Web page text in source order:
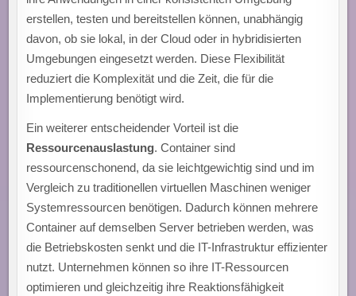
erstellen, testen und bereitstellen können, unabhängig
davon, ob sie lokal, in der Cloud oder in hybridisierten
Umgebungen eingesetzt werden. Diese Flexibilität
reduziert die Komplexität und die Zeit, die für die
Implementierung benötigt wird.
Ein weiterer entscheidender Vorteil ist die
Ressourcenauslastung. Container sind
ressourcenschonend, da sie leichtgewichtig sind und im
Vergleich zu traditionellen virtuellen Maschinen weniger
Systemressourcen benötigen. Dadurch können mehrere
Container auf demselben Server betrieben werden, was
die Betriebskosten senkt und die IT-Infrastruktur effizienter
nutzt. Unternehmen können so ihre IT-Ressourcen
optimieren und gleichzeitig ihre Reaktionsfähigkeit